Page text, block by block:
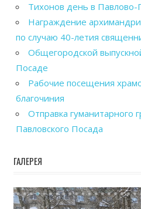
Тихонов день в Павлово-
Награждение
по случаю 40-летия
Общегородской
Посаде
Рабочие посещения
благочиния
Отправка гуманитарного
Павловского Посада
ГАЛЕРЕЯ